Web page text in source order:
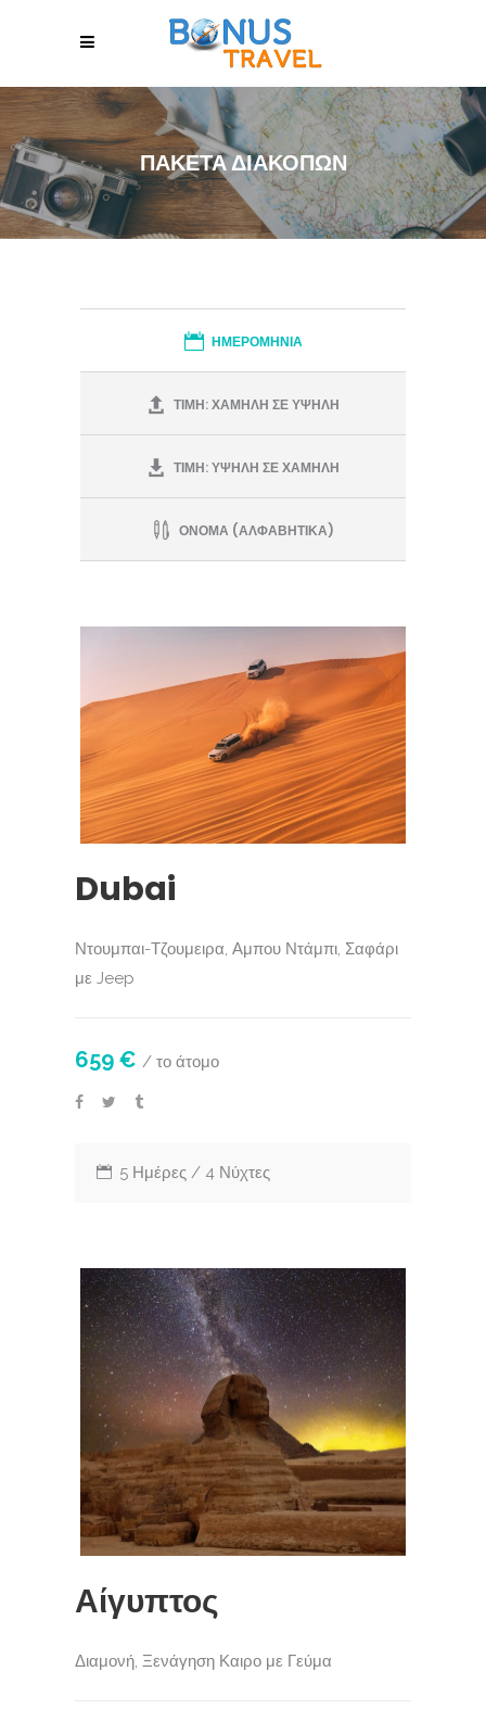
ΠΑΚΕΤΑ ΔΙΑΚΟΠΩΝ
ΗΜΕΡΟΜΗΝΙΑ
ΤΙΜΗ: ΧΑΜΗΛΗ ΣΕ ΥΨΗΛΗ
ΤΙΜΗ: ΥΨΗΛΗ ΣΕ ΧΑΜΗΛΗ
ΟΝΟΜΑ (ΑΛΦΑΒΗΤΙΚΑ)
Dubai
Ντουμπαι-Τζουμειρα, Αμπου Ντάμπι, Σαφάρι
με Jeep
659 € / το άτομο
5 Ημέρες / 4 Νύχτες
Αίγυπτος
Διαμονή, Ξενάγηση Καιρο με Γεύμα